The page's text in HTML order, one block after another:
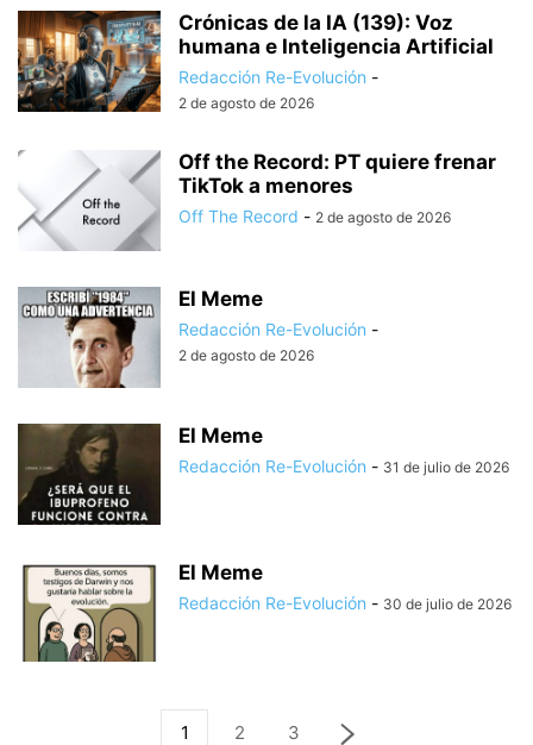
Crónicas de la IA (139): Voz
humana e Inteligencia Artificial
Redacción Re-Evolución -
2 de agosto de 2026
Off the Record: PT quiere frenar
TikTok a menores
Off The Record - 2 de agosto de 2026
El Meme
Redacción Re-Evolución -
2 de agosto de 2026
El Meme
Redacción Re-Evolución - 31 de julio de 2026
El Meme
Redacción Re-Evolución - 30 de julio de 2026
1 2 3